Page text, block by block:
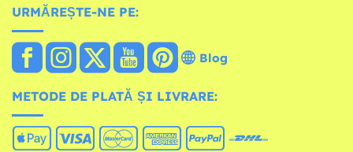
URMĂREȘTE-NE PE:
Blog
METODE DE PLATĂ ȘI LIVRARE: